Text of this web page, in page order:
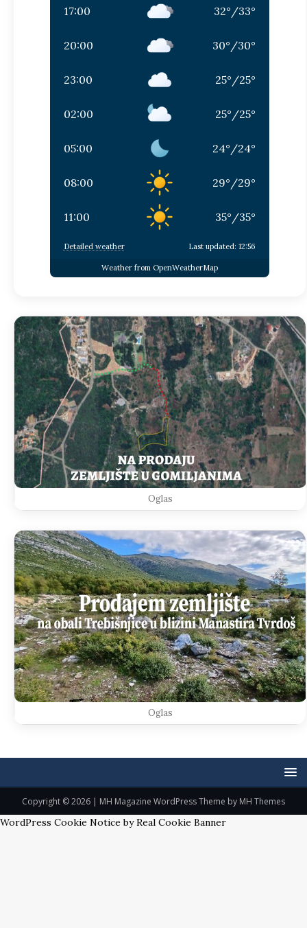
17:00 32° /33°
20:00 30° /30°
23:00 25° /25°
02:00 25° /25°
05:00 24° /24°
08:00 29° /29°
11:00 35° /35°
Detailed weather Last updated: 12:56
Weather from OpenWeatherMap
Oglas
Oglas
Copyright © 2026 | MH Magazine WordPress Theme by MH Themes
WordPress Cookie Notice by Real Cookie Banner